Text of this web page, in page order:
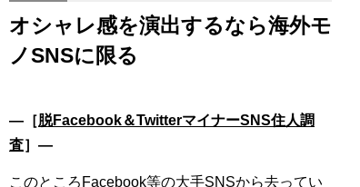
オシャレ感を演出するなら海外モ
ノSNSに限る
―［脱Facebook＆TwitterマイナーSNS住人調
査］―
このところFacebook等の大手SNSから去ってい